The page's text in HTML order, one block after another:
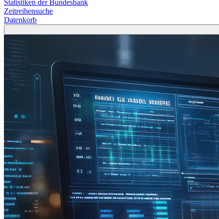
Statistiken der Bundesbank
Zeitreihensuche
Datenkorb